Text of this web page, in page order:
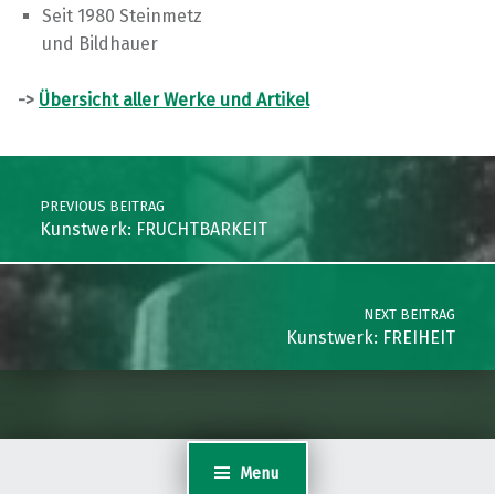
Menu
Seit 1980 Steinmetz
und Bildhauer
-> Übersicht aller Werke und Artikel
Post navigation
PREVIOUS BEITRAG
Kunstwerk: FRUCHTBARKEIT
NEXT BEITRAG
Kunstwerk: FREIHEIT